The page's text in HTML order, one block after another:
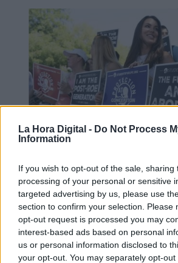
La Hora Digital - Do Not Process
Information
If you wish to opt-out of the sale, sharing
processing of your personal or sensitive
targeted advertising by us, please use
section to confirm your selection. Please
opt-out request is processed you may
interest-based ads based on personal
us or personal information disclosed to
your opt-out. You may separately opt-
ultraderecha española